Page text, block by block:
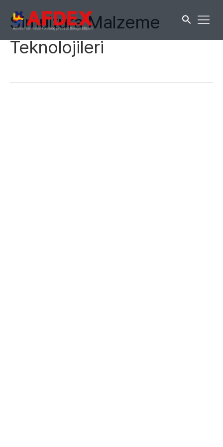
Simultura Malzeme
Teknolojileri